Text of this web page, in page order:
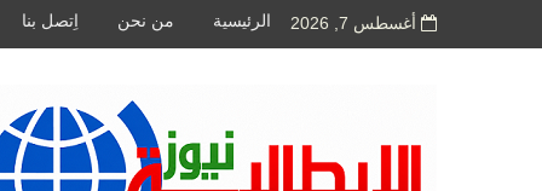
أغسطس 7, 2026 الرئيسية من نحن اِتصل بنا